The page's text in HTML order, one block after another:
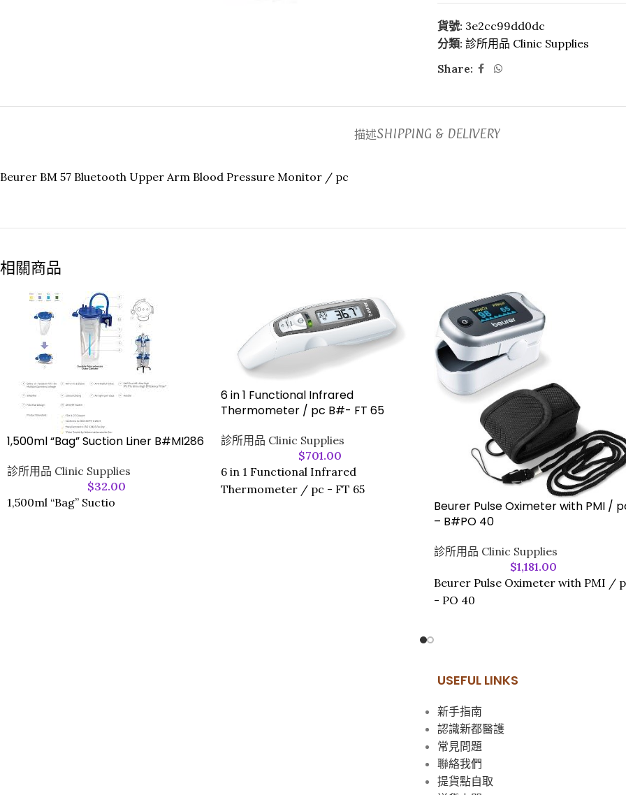
貨號: 3e2cc99dd0dc
分類: 診所用品 Clinic Supplies
Share:
描述SHIPPING & DELIVERY
Beurer BM 57 Bluetooth Upper Arm Blood Pressure Monitor / pc
相關商品
1,500ml “Bag” Suction Liner B#MI286
診所用品 Clinic Supplies
$32.00
1,500ml “Bag” Suctio
6 in 1 Functional Infrared
Thermometer / pc B#- FT 65
診所用品 Clinic Supplies
$701.00
6 in 1 Functional Infrared
Thermometer / pc - FT 65
Beurer Pulse Oximeter with PMI /
– B#PO 40
診所用品 Clinic Supplies
$1,181.00
Beurer Pulse Oximeter with PMI /
- PO 40
USEFUL LINKS
新手指南
認識新都醫護
常見問題
聯絡我們
提貨點自取